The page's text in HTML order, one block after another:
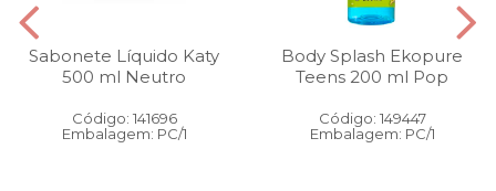
Sabonete Líquido Katy
500 ml Neutro
Código: 141696
Embalagem: PC/1
Body Splash Ekopure
Teens 200 ml Pop
Código: 149447
Embalagem: PC/1